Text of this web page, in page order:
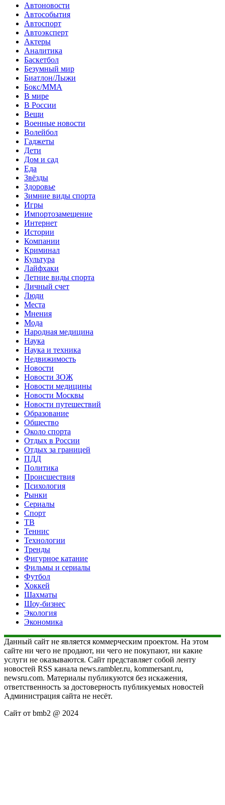
Автоновости
Автособытия
Автоспорт
Автоэксперт
Актеры
Аналитика
Баскетбол
Безумный мир
Биатлон/Лыжи
Бокс/MMA
В мире
В России
Вещи
Военные новости
Волейбол
Гаджеты
Дети
Дом и сад
Еда
Звёзды
Здоровье
Зимние виды спорта
Игры
Импортозамещение
Интернет
Истории
Компании
Криминал
Культура
Лайфхаки
Летние виды спорта
Личный счет
Люди
Места
Мнения
Мода
Народная медицина
Наука
Наука и техника
Недвижимость
Новости
Новости ЗОЖ
Новости медицины
Новости Москвы
Новости путешествий
Образование
Общество
Около спорта
Отдых в России
Отдых за границей
ПДД
Политика
Происшествия
Психология
Рынки
Сериалы
Спорт
ТВ
Теннис
Технологии
Тренды
Фигурное катание
Фильмы и сериалы
Футбол
Хоккей
Шахматы
Шоу-бизнес
Экология
Экономика
Данный сайт не является коммерческим проектом. На этом
сайте ни чего не продают, ни чего не покупают, ни какие
услуги не оказываются. Сайт представляет собой ленту
новостей RSS канала news.rambler.ru, kommersant.ru,
newsru.com. Материалы публикуются без искажения,
ответственность за достоверность публикуемых новостей
Администрация сайта не несёт.
Сайт от bmb2 @ 2024